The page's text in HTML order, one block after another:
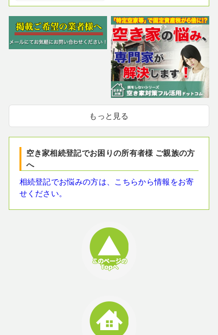
もっと見る
空き家相続登記でお困りの所有者様 ご親族の方
へ
相続登記でお悩みの方は、こちらから情報をお寄
せください。